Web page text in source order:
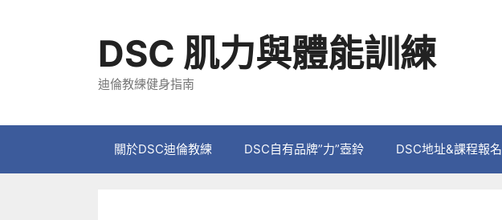
DSC 肌力與體能訓練
迪倫教練健身指南
關於DSC迪倫教練 DSC自有品牌”力”壺鈴 DSC地址&課程報名